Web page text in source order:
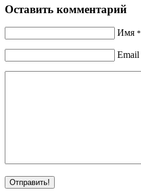
Оставить комментарий
Имя *
Email